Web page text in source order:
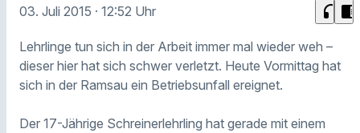
03. Juli 2015 · 12:52 Uhr headphones chrome_reader_mode
Lehrlinge tun sich in der Arbeit immer mal wieder weh –
dieser hier hat sich schwer verletzt. Heute Vormittag hat
sich in der Ramsau ein Betriebsunfall ereignet.
Der 17-Jährige Schreinerlehrling hat gerade mit einem